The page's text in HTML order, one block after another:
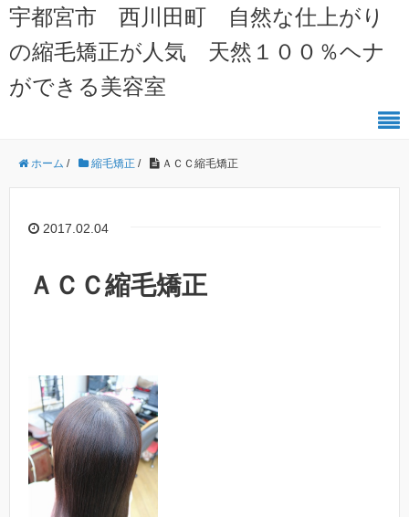
宇都宮市 西川田町 自然な仕上がり
の縮毛矯正が人気 天然１００％ヘナ
ができる美容室
ホーム / 縮毛矯正 / ＡＣＣ縮毛矯正
2017.02.04
ＡＣＣ縮毛矯正